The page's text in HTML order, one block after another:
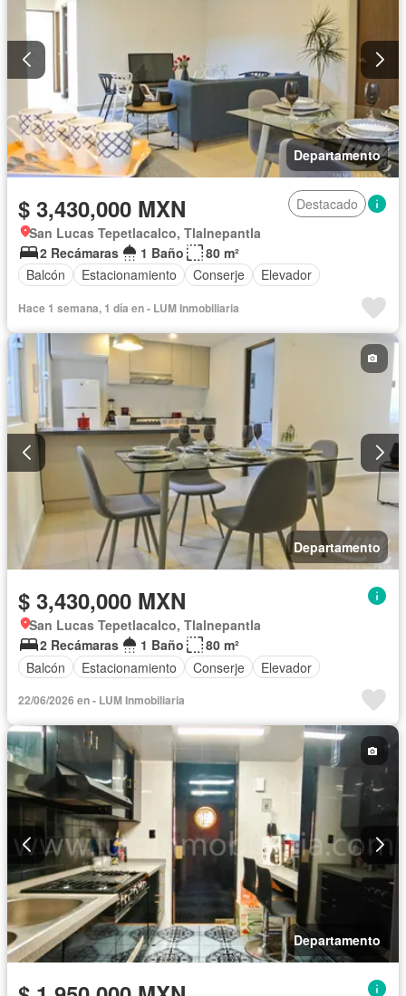
Departamento
$ 3,430,000 MXN
Destacado
San Lucas Tepetlacalco, Tlalnepantla
2 Recámaras
1 Baño
80 m²
Balcón
Estacionamiento Conserje Elevador
Hace 1 semana, 1 día en - LUM Inmobiliaria
Departamento
$ 3,430,000 MXN
San Lucas Tepetlacalco, Tlalnepantla
2 Recámaras
1 Baño
80 m²
Balcón
Estacionamiento Conserje Elevador
22/06/2026 en - LUM Inmobiliaria
Departamento